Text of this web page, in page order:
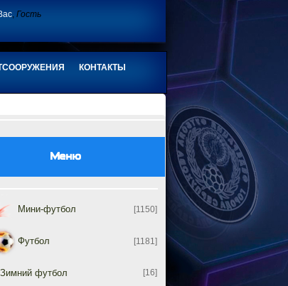
,Гость
КОНТАКТЫ
Меню
Мини-футбол [1150]
Футбол [1181]
Зимний футбол [16]